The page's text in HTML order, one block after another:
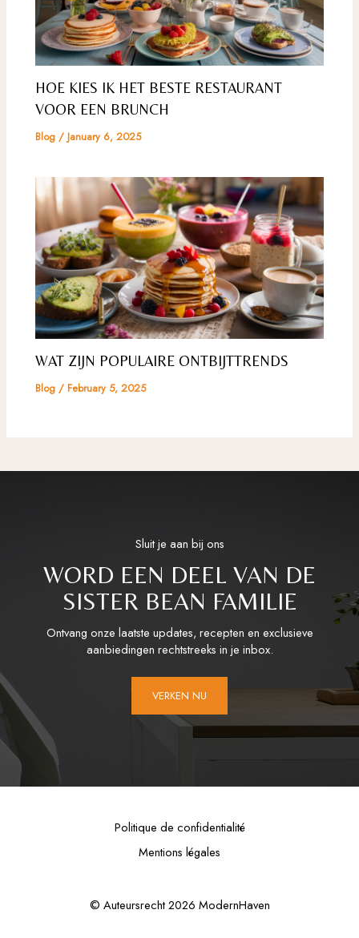
HOE KIES IK HET BESTE RESTAURANT
VOOR EEN BRUNCH
Blog /January 6, 2025
WAT ZIJN POPULAIRE ONTBIJTTRENDS
Blog /February 5, 2025
Sluit je aan bij ons
WORD EEN DEEL VAN DE
SISTER BEAN FAMILIE
Ontvang onze laatste updates, recepten en exclusieve
aanbiedingen rechtstreeks in je inbox.
VERKEN NU
Politique de confidentialité
Mentions légales
© Auteursrecht 2026 ModernHaven